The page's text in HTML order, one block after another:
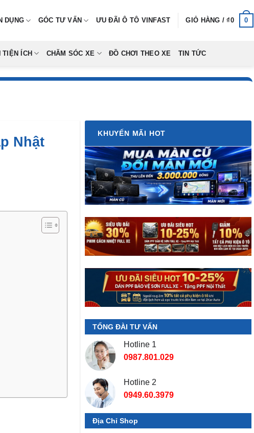
DỤNG GÓC TƯ VẤN ƯU ĐÃI Ô TÔ VINFAST GIỎ HÀNG /₫0 0
TIỆN ÍCH CHĂM SÓC XE ĐỒ CHƠI THEO XE TIN TỨC
Nhật
KHUYẾN MÃI HOT
TỔNG ĐÀI TƯ VẤN
Hotline 1
0987.801.029
Hotline 2
0949.60.3979
Địa Chỉ Shop